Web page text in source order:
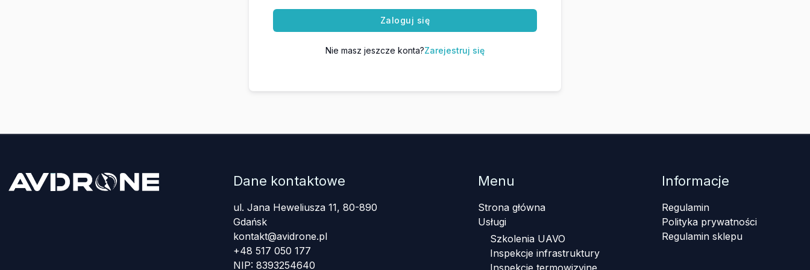
Zaloguj się
Nie masz jeszcze konta?Zarejestruj się
Dane kontaktowe
ul. Jana Heweliusza 11, 80-890
Gdańsk
kontakt@avidrone.pl
+48 517 050 177
NIP: 8393254640
Menu
Strona główna
Usługi
Szkolenia UAVO
Inspekcje infrastruktury
Informacje
Regulamin
Polityka prywatności
Regulamin sklepu